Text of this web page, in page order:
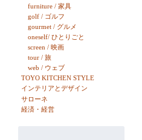
furniture / 家具
golf / ゴルフ
gourmet / グルメ
oneself/ ひとりごと
screen / 映画
tour / 旅
web / ウェブ
TOYO KITCHEN STYLE
インテリアとデザイン
サローネ
経済・経営